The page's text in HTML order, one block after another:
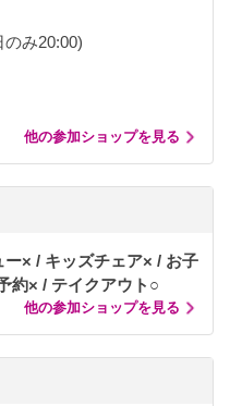
み20:00)
他の参加ショップを見る
× / キッズチェア× / お子
約× / テイクアウト○
他の参加ショップを見る